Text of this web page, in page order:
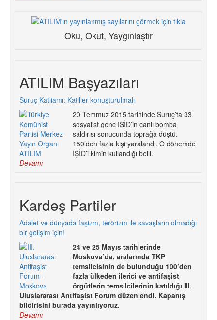
Oku, Okut, Yaygınlaştır
ATILIM Başyazıları
Suruç Katliamı: Katiller konuşturulmalı
20 Temmuz 2015 tarihinde Suruç’ta 33
sosyalist genç IŞİD’in canlı bomba
saldırısı sonucunda toprağa düştü.
150’den fazla kişi yaralandı. O dönemde
IŞİD’i kimin kullandığı belli.
Devamı
Kardeş Partiler
Adalet ve dünyada faşizm, terörizm ile savaşların olmadığı
bir gelişim için!
24 ve 25 Mayıs tarihlerinde
Moskova’da, aralarında TKP
temsilcisinin de bulunduğu 100’den
fazla ülkeden ilerici ve antifaşist
örgütlerin temsilcilerinin katıldığı III.
Uluslararası Antifaşist Forum düzenlendi. Kapanış
bildirisini burada yayınlıyoruz.
Devamı